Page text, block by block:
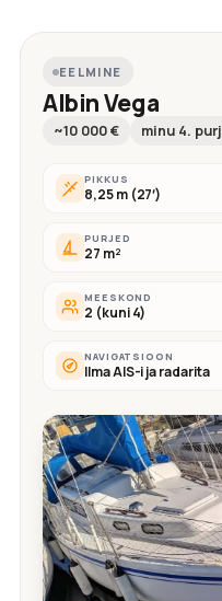
EELMINE
Albin Vega
~10 000 € minu 4.
PIKKUS
8,25 m (27′)
PURJED
27 m²
MEESKOND
2 (kuni 4)
NAVIGATSIOON
Ilma AIS-i ja radarita